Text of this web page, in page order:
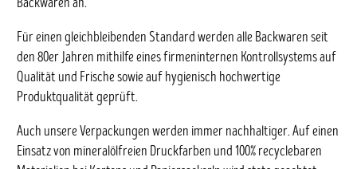
Backwaren an.
Für einen gleichbleibenden Standard werden alle Backwaren seit
den 80er Jahren mithilfe eines firmeninternen Kontrollsystems auf
Qualität und Frische sowie auf hygienisch hochwertige
Produktqualität geprüft.
Auch unsere Verpackungen werden immer nachhaltiger. Auf einen
Einsatz von mineralölfreien Druckfarben und 100% recyclebaren